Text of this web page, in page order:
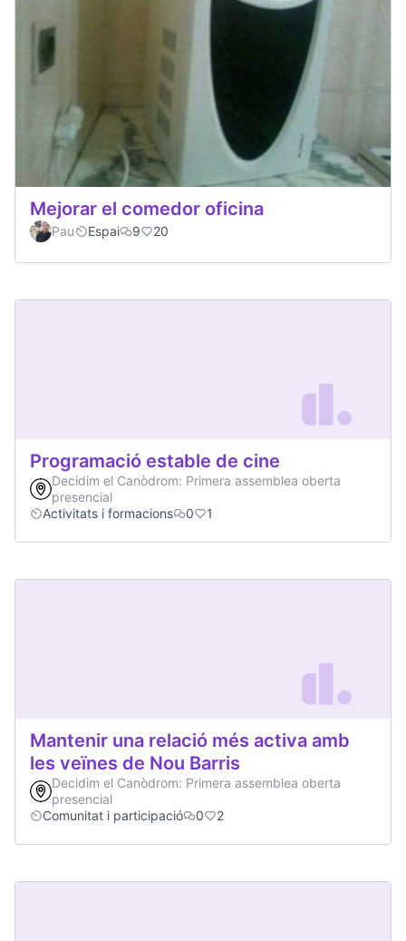
Mejorar el comedor oficina
Pau Espai 9 20
Programació estable de cine
Decidim el Canòdrom: Primera assemblea oberta
presencial
Activitats i formacions
0 1
Mantenir una relació més activa amb
les veïnes de Nou Barris
Decidim el Canòdrom: Primera assemblea oberta
presencial
Comunitat i participació
0 2